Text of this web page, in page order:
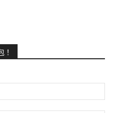
！